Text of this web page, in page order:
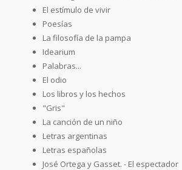
El estímulo de vivir
Poesías
La filosofía de la pampa
Idearium
Palabras...
El odio
Los libros y los hechos
"Gris"
La canción de un niño
Letras argentinas
Letras españolas
José Ortega y Gasset. - El espectador